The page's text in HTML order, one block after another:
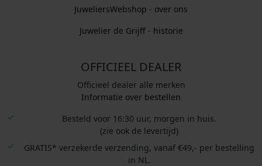
JuweliersWebshop - over ons
Juwelier de Grijff - historie
OFFICIEEL DEALER
Officieel dealer alle merken
Informatie over bestellen
Besteld voor 16:30 uur, morgen in huis.
(zie ook de levertijd)
GRATIS* verzekerde verzending, vanaf €49,- per bestelling
in NL.